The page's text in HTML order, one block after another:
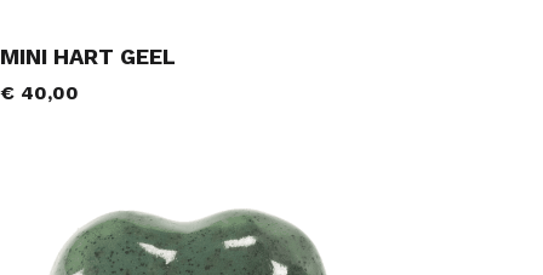
MINI HART GEEL
€ 40,00